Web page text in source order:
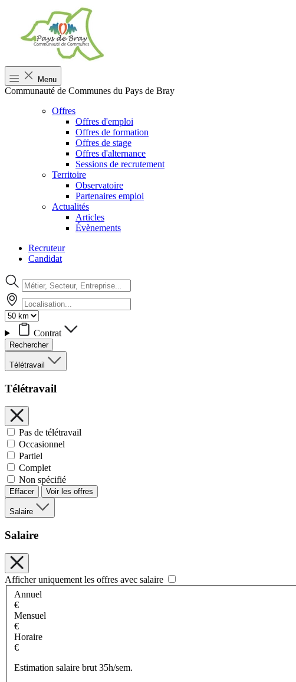
Menu
Communauté de Communes du Pays de Bray
Offres
Offres d'emploi
Offres de formation
Offres de stage
Offres d'alternance
Sessions de recrutement
Territoire
Observatoire
Partenaires emploi
Actualités
Articles
Évènements
Recruteur
Candidat
Contrat
Rechercher
Télétravail
Télétravail
Pas de télétravail
Occasionnel
Partiel
Complet
Non spécifié
Effacer Voir les offres
Salaire
Salaire
Afficher uniquement les offres avec salaire
Annuel
€
Mensuel
€
Horaire
€
Estimation salaire brut 35h/sem.